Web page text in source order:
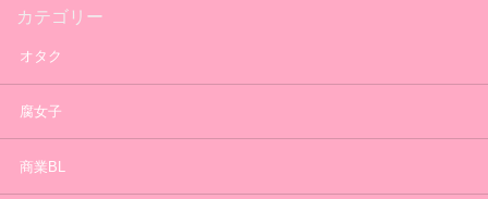
カテゴリー
オタク
腐女子
商業BL